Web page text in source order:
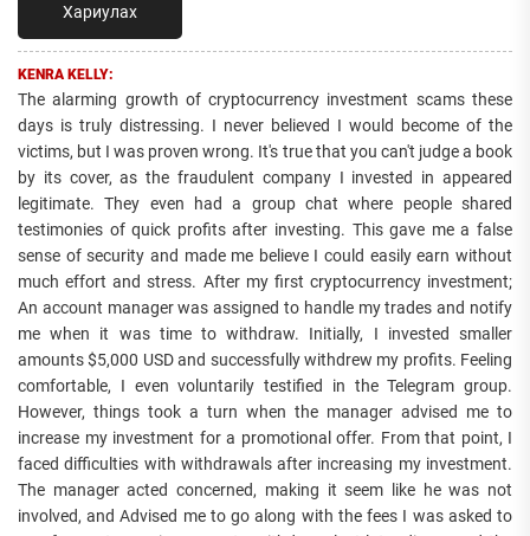
Хариулах
KENRA KELLY:
The alarming growth of cryptocurrency investment scams these
days is truly distressing. I never believed I would become of the
victims, but I was proven wrong. It's true that you can't judge a book
by its cover, as the fraudulent company I invested in appeared
legitimate. They even had a group chat where people shared
testimonies of quick profits after investing. This gave me a false
sense of security and made me believe I could easily earn without
much effort and stress. After my first cryptocurrency investment;
An account manager was assigned to handle my trades and notify
me when it was time to withdraw. Initially, I invested smaller
amounts $5,000 USD and successfully withdrew my profits. Feeling
comfortable, I even voluntarily testified in the Telegram group.
However, things took a turn when the manager advised me to
increase my investment for a promotional offer. From that point, I
faced difficulties with withdrawals after increasing my investment.
The manager acted concerned, making it seem like he was not
involved, and Advised me to go along with the fees I was asked to